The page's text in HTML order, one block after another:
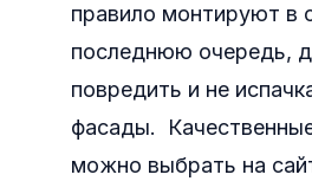
правило монтируют в
последнюю очередь,
повредить и не
фасады.
можно выбрать на